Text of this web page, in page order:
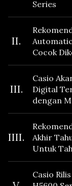
Series
II.
Cocok
III.
Casio
Digital
dengan
Fitur
IIII.
Akhir
Untuk
Casio